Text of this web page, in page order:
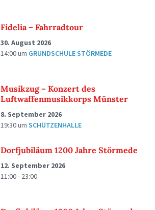
Fidelia – Fahrradtour
30. August 2026
14:00um GRUNDSCHULE STÖRMEDE
Musikzug – Konzert des
Luftwaffenmusikkorps Münster
8. September 2026
19:30um SCHÜTZENHALLE
Dorfjubiläum 1200 Jahre Störmede
12. September 2026
11:00 - 23:00